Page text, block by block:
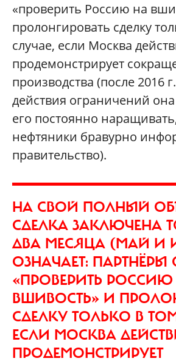
«проверить Россию на
пролонгировать сделку
случае, если Москва
продемонстрирует
производства (после 2016
действия ограничений
его постоянно
нефтяники бравурно
правительство).
НА СВОЙ ПОЛНЫЙ
СДЕЛКА ЗАКЛЮЧЕНА
ДВА МЕСЯЦА (МАЙ И
ОЗНАЧАЕТ:
«ПРОВЕРИТЬ
ВШИВОСТЬ» И
СДЕЛКУ ТОЛЬКО В
ЕСЛИ МОСКВА
ПРОДЕМОНСТРИРУЕТ